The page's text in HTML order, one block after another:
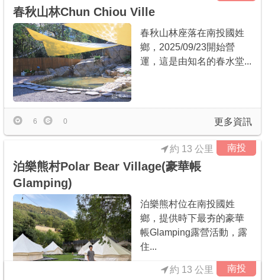
春秋山林Chun Chiou Ville
春秋山林座落在南投國姓
鄉，2025/09/23開始營
運，這是由知名的春水堂...
更多資訊
6 0
南投
泊樂熊村Polar Bear Village(豪華帳
Glamping)
約 13 公里
泊樂熊村位在南投國姓
鄉，提供時下最夯的豪華
帳Glamping露營活動，露
住...
南投
約 13 公里